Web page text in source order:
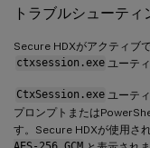
トラブルシューティ
Secure HDXがアクティブ
ctxsession.exe ユーテ
CtxSession.exe ユーテ
プロンプトまたは
す。Secure HDXが使用さ